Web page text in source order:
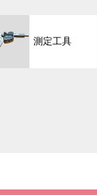
測定工具